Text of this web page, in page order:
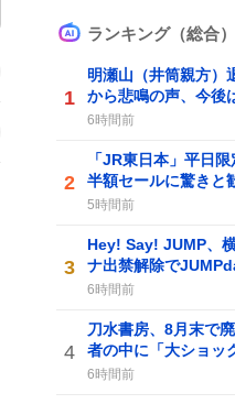
ランキング（総合）
1
明瀬山（井筒親方）
から悲鳴の声、今後
に貢献へ
6時間前
2
「JR東日本」平日
半額セールに驚きと
5時間前
3
Hey! Say! JUMP、
ナ出禁解除で
決定 ファン歓喜の
6時間前
4
刀水書房、8月末で
者の中に「大ショッ
「残念」の声も
6時間前